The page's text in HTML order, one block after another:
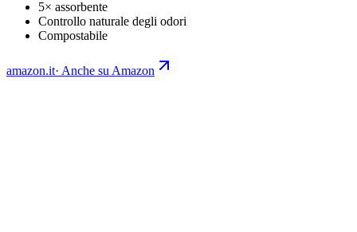
5× assorbente
Controllo naturale degli odori
Compostabile
amazon.it· Anche su Amazon